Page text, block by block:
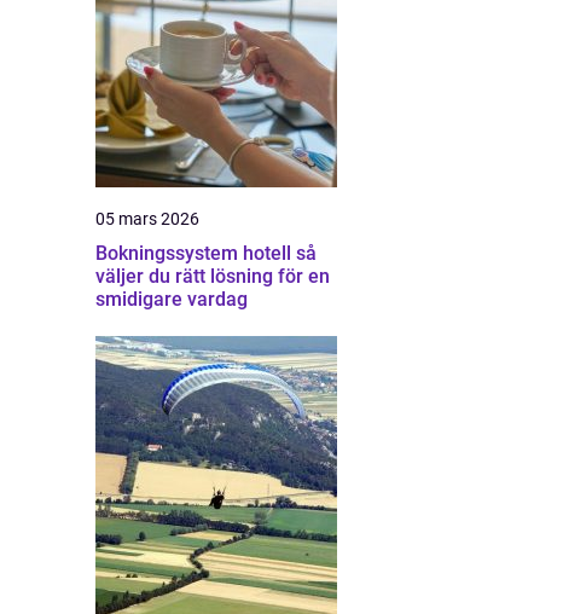
05 mars 2026
Bokningssystem hotell så
väljer du rätt lösning för en
smidigare vardag